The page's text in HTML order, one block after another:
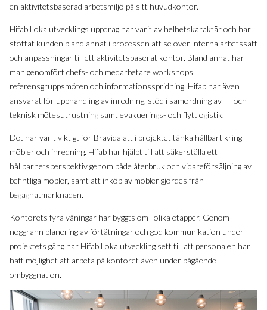
en aktivitetsbaserad arbetsmiljö på sitt huvudkontor.
Hifab Lokalutvecklings uppdrag har varit av helhetskaraktär och har
stöttat kunden bland annat i processen att se över interna arbetssätt
och anpassningar till ett aktivitetsbaserat kontor. Bland annat har
man genomfört chefs- och medarbetare workshops,
referensgruppsmöten och informationsspridning. Hifab har även
ansvarat för upphandling av inredning, stöd i samordning av IT och
teknisk mötesutrustning samt evakuerings- och flyttlogistik.
Det har varit viktigt för Bravida att i projektet tänka hållbart kring
möbler och inredning. Hifab har hjälpt till att säkerställa ett
hållbarhetsperspektiv genom både återbruk och vidareförsäljning av
befintliga möbler, samt att inköp av möbler gjordes från
begagnatmarknaden.
Kontorets fyra våningar har byggts om i olika etapper. Genom
noggrann planering av förtätningar och god kommunikation under
projektets gång har Hifab Lokalutveckling sett till att personalen har
haft möjlighet att arbeta på kontoret även under pågående
ombyggnation.